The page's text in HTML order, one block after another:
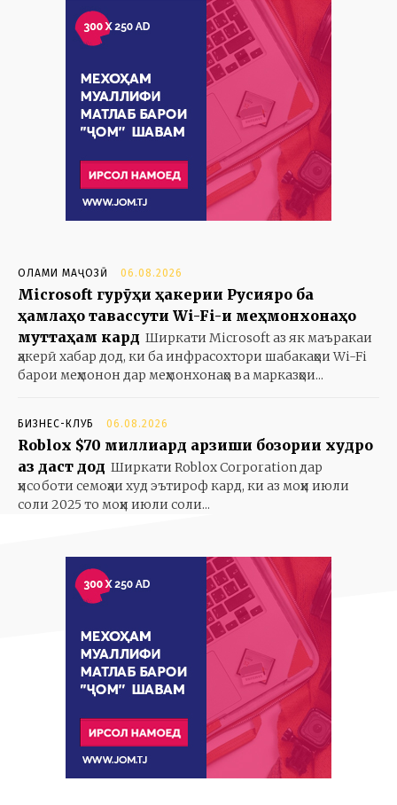
ОЛАМИ МАҶОЗӢ 06.08.2026
Microsoft гурӯҳи ҳакерии Русияро ба
ҳамлаҳо тавассути Wi-Fi-и меҳмонхонаҳо
муттаҳам кард Ширкати Microsoft аз як маъракаи
ҳакерӣ хабар дод, ки ба инфрасохтори шабакаҳои Wi-Fi
барои меҳмонон дар меҳмонхонаҳо ва марказҳои...
БИЗНЕС-КЛУБ 06.08.2026
Roblox $70 миллиард арзиши бозории худро
аз даст дод Ширкати Roblox Corporation дар
ҳисоботи семоҳаи худ эътироф кард, ки аз моҳи июли
соли 2025 то моҳи июли соли...